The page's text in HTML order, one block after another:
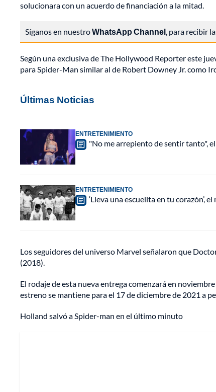
solucionara con un acuerdo de financiación a la mitad.
Síganos en nuestroWhatsApp Channel, para recibir
Según una exclusiva de The Hollywood Reporter este
para Spider-Man similar al de Robert Downey Jr. como
Últimas Noticias
ENTRETENIMIENTO
"No me arrepiento de sentir tanto",
ENTRETENIMIENTO
‘Lleva una escuelita en tu corazón’,
Los seguidores del universo Marvel señalaron que
(2018).
El rodaje de esta nueva entrega comenzará en
estreno se mantiene para el 17 de diciembre de 2021 a
Holland salvó a Spider-man en el último minuto